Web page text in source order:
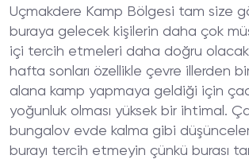
Uçmakdere Kamp Bölgesi tam size
buraya gelecek kişilerin daha çok
içi tercih etmeleri daha doğru
hafta sonları özellikle çevre illerden
alana kamp yapmaya geldiği için
yoğunluk olması yüksek bir ihtimal.
bungalov evde kalma gibi
burayı tercih etmeyin çünkü burası